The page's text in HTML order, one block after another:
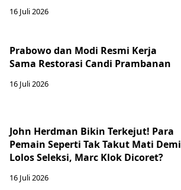
16 Juli 2026
Prabowo dan Modi Resmi Kerja
Sama Restorasi Candi Prambanan
16 Juli 2026
John Herdman Bikin Terkejut! Para
Pemain Seperti Tak Takut Mati Demi
Lolos Seleksi, Marc Klok Dicoret?
16 Juli 2026